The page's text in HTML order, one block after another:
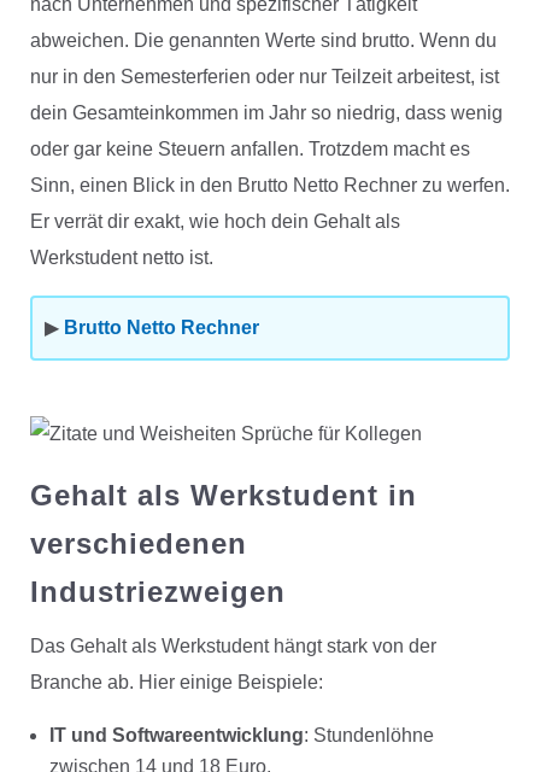
nach Unternehmen und spezifischer Tätigkeit
abweichen. Die genannten Werte sind brutto. Wenn du
nur in den Semesterferien oder nur Teilzeit arbeitest, ist
dein Gesamteinkommen im Jahr so niedrig, dass wenig
oder gar keine Steuern anfallen. Trotzdem macht es
Sinn, einen Blick in den Brutto Netto Rechner zu werfen.
Er verrät dir exakt, wie hoch dein Gehalt als
Werkstudent netto ist.
▶ Brutto Netto Rechner
Gehalt als Werkstudent in
verschiedenen
Industriezweigen
Das Gehalt als Werkstudent hängt stark von der
Branche ab. Hier einige Beispiele:
IT und Softwareentwicklung: Stundenlöhne
zwischen 14 und 18 Euro.